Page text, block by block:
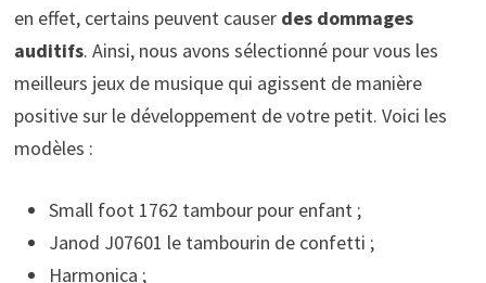
en effet, certains peuvent causerdes dommages
auditifs. Ainsi, nous avons sélectionné pour vous les
meilleurs jeux de musique qui agissent de manière
positive sur le développement de votre petit. Voici les
modèles :
Small foot 1762 tambour pour enfant ;
Janod J07601 le tambourin de confetti ;
Harmonica ;